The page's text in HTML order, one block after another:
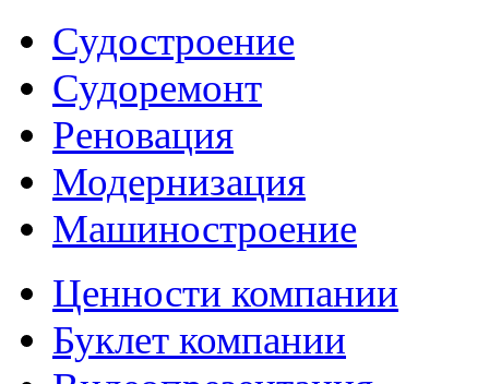
Судостроение
Судоремонт
Реновация
Модернизация
Машиностроение
Ценности компании
Буклет компании